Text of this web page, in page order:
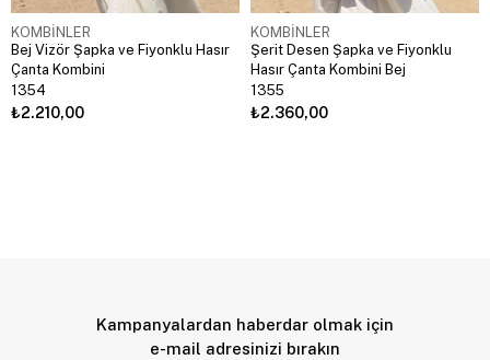
KOMBİNLER
Bej Vizör Şapka ve Fiyonklu Hasır
Çanta Kombini
1354
₺2.210,00
KOMBİNLER
Şerit Desen Şapka ve Fiyonklu
Hasır Çanta Kombini Bej
1355
₺2.360,00
Kampanyalardan haberdar olmak için
e-mail adresinizi bırakın